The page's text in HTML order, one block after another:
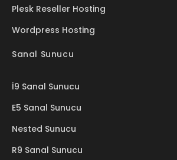
Plesk Reseller Hosting
Wordpress Hosting
Sanal Sunucu
İ9 Sanal Sunucu
E5 Sanal Sunucu
Nested Sunucu
R9 Sanal Sunucu